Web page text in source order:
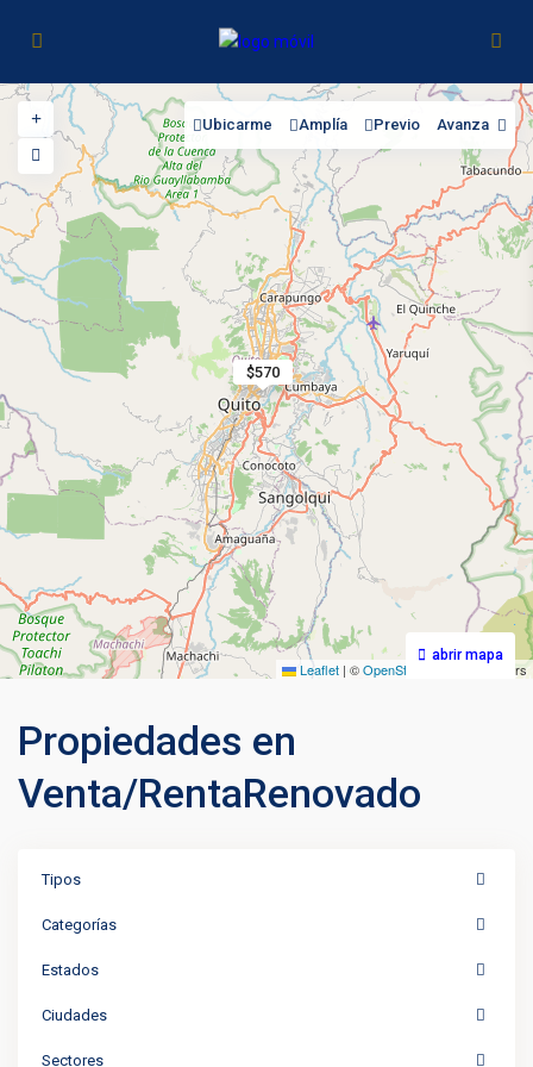
$570
Leaflet |©OpenStreetMap contributors
abrir mapa
Ubicarme Amplía Previo Avanza
Propiedades en
Venta/RentaRenovado
Tipos
Categorías
Estados
Ciudades
Sectores